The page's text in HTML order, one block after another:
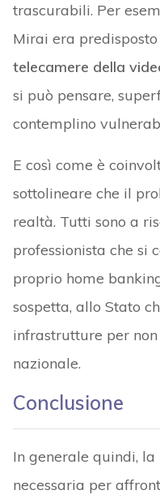
trascurabili. Per
Mirai era
telecamere della
si può pensare,
contemplino
E così come è
sottolineare che il
realtà. Tutti sono a
professionista che si
proprio home
sospetta, allo Stato
infrastrutture per
nazionale.
Conclusione
In generale quindi,
necessaria per